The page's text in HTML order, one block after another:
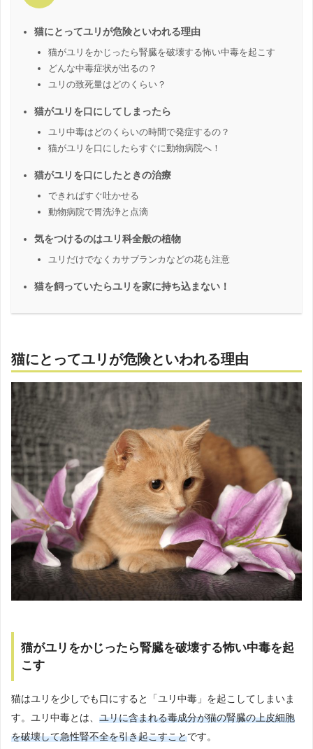
猫にとってユリが危険といわれる理由
猫がユリをかじったら腎臓を破壊する怖い中毒を起こす
どんな中毒症状が出るの？
ユリの致死量はどのくらい？
猫がユリを口にしてしまったら
ユリ中毒はどのくらいの時間で発症するの？
猫がユリを口にしたらすぐに動物病院へ！
猫がユリを口にしたときの治療
できればすぐ吐かせる
動物病院で胃洗浄と点滴
気をつけるのはユリ科全般の植物
ユリだけでなくカサブランカなどの花も注意
猫を飼っていたらユリを家に持ち込まない！
猫にとってユリが危険といわれる理由
猫がユリをかじったら腎臓を破壊する怖い中毒を起
こす
猫はユリを少しでも口にすると「ユリ中毒」を起こしてしまいま
す。ユリ中毒とは、 ユリに含まれる毒成分が猫の腎臓の上皮細胞
を破壊して急性腎不全を引き起こすことです。